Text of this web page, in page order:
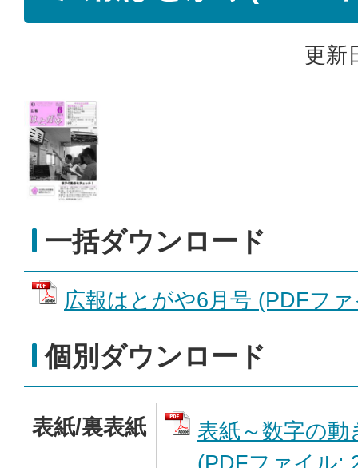
更新
一括ダウンロード
広報はとがや6月号 (PDFフ
個別ダウンロード
表紙/裏表紙
表紙～数字の
(PDFファイル: